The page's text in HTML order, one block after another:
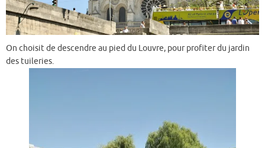
On choisit de descendre au pied du Louvre, pour profiter du jardin
des tuileries.